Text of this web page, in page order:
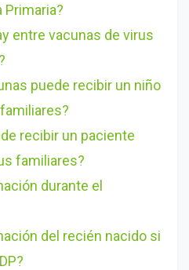
entre vacunas de virus
puede recibir un niño
recibir un paciente
familiares?
durante el
del recién nacido si